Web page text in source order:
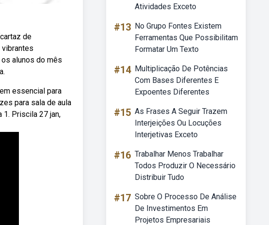
de
alunos do mês
essencial para
para sala de aula
1. Priscila 27 jan,
Atividades Exceto
#13 No Grupo Fontes Existem
Ferramentas Que Possibilitam
Formatar Um Texto
#14 Multiplicação De Potências
Com Bases Diferentes E
Expoentes Diferentes
#15 As Frases A Seguir Trazem
Interjeições Ou Locuções
Interjetivas Exceto
#16 Trabalhar Menos Trabalhar
Todos Produzir O Necessário
Distribuir Tudo
#17 Sobre O Processo De Análise
De Investimentos Em
Projetos Empresariais